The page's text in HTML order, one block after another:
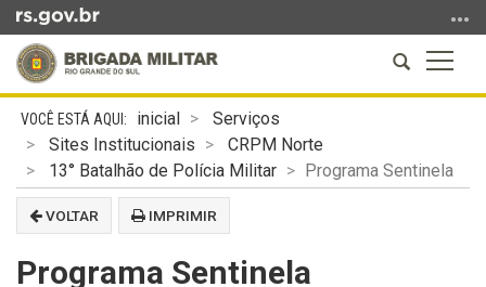
para
conteúdo
para
menu
a
Abrir
a
Início
conteúdo
inicial
Serviços
Sites Institucionais
CRPM Norte
13° Batalhão de Polícia Militar
Programa Sentinela
VOLTAR IMPRIMIR
Programa Sentinela